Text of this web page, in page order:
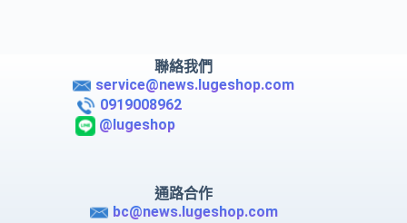
聯絡我們
service@news.lugeshop.com
0919008962
@lugeshop
通路合作
bc@news.lugeshop.com